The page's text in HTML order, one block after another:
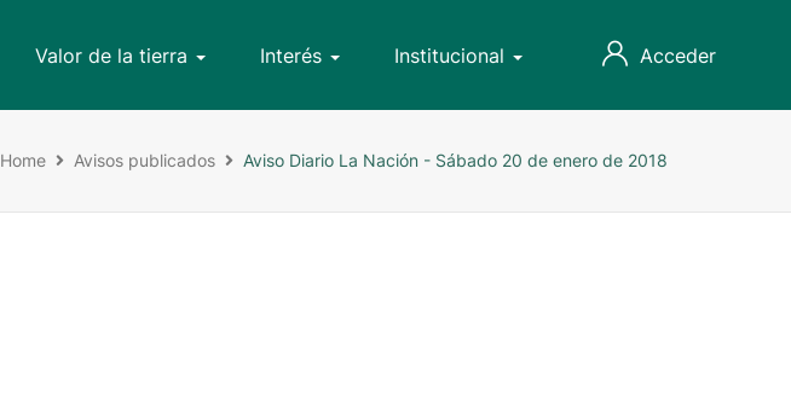
Valor de la tierra Interés Institucional Acceder
Home Avisos publicados Aviso Diario La Nación - Sábado 20 de enero de 2018